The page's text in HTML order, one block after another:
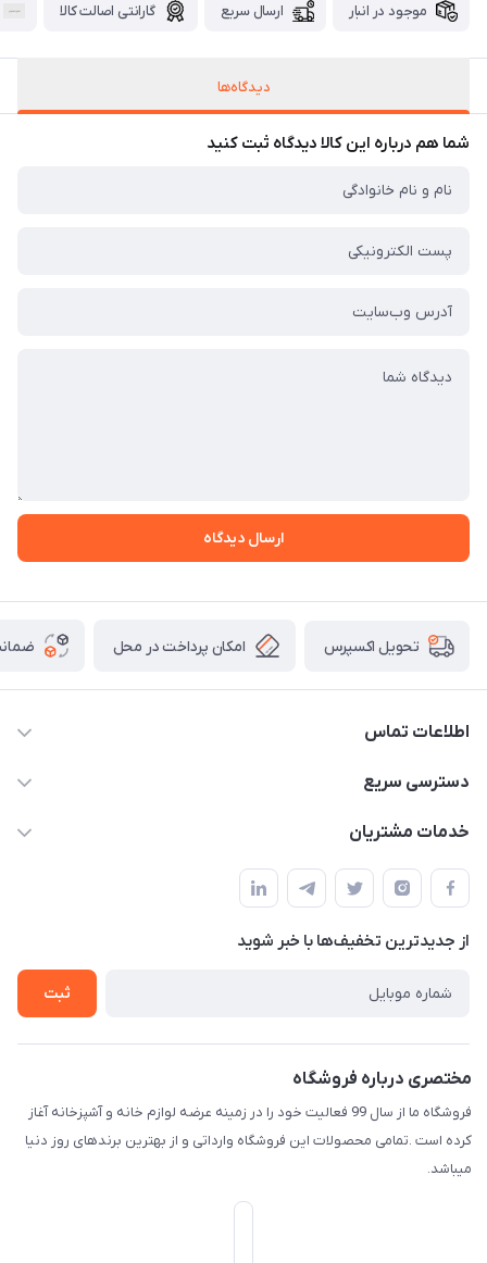
موجود در انبار ارسال سریع گارانتی اصالت کالا
دیدگاه‌ها
شما هم درباره این کالا دیدگاه ثبت کنید
ارسال دیدگاه
تحویل اکسپرس امکان پرداخت در محل
اطلاعات تماس
09165044753
دسترسی سریع
حساب کاربری
لیست محصولات
درباره ما
خدمات مشتریان
قوانین و مقررات
حریم خصوصی
راهنما
از جدید‌ترین تخفیف‌ها با‌ خبر شوید
ثبت
مختصری درباره فروشگاه
فروشگاه ما از سال 99 فعالیت خود را در زمینه عرضه لوازم خانه و آشپزخانه آغاز
کرده است .تمامی محصولات این فروشگاه وارداتی و از بهترین برندهای روز دنیا
میباشد.